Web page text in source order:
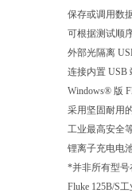
保存或调用数
可根据测试顺
外部光隔离
连接内置 USB
Windows® 版
采用坚固耐用
工业最高安全
锂离子充电电
*并非所有型号
Fluke 125B/S